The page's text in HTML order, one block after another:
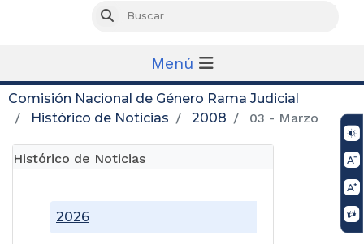
Buscar
Menú
Comisión Nacional de Género Rama Judicial
Histórico de Noticias
2008 03 - Marzo
Histórico de Noticias
2026